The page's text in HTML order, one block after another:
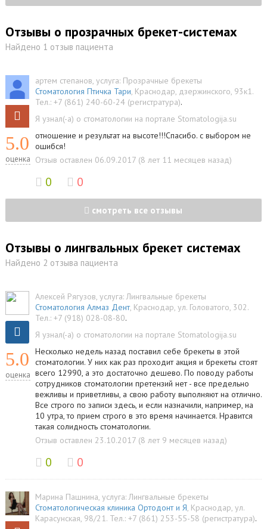
Отзывы о прозрачных брекет-системах
Найдено 1 отзыв пациента
5.0
оценка
артем степанов, услуга: Прозрачные брекеты
Стоматология Птичка Тари, Краснодар, дзержинского, 93к1.
Тел.: +7 (861) 240-60-24 (регистратура).
Я узнал(-а) о стоматологии на портале Stomatologija.su
отношение и результат на высоте!!!Спасибо. с выбором не
ошибся!
Отзыв оставлен 06.09.2017 (8 лет 11 месяцев назад)
0 0
смотреть все отзывы
Отзывы о лингвальных брекет системах
Найдено 2 отзыва пациента
5.0
оценка
Алексей Рягузов, услуга:Лингвальные брекеты
Стоматология Алмаз Дент, Краснодар, ул. Головатого, 302.
Тел.: +7 (918) 028-08-80.
Я узнал(-а) о стоматологии на портале Stomatologija.su
Несколько недель назад поставил себе брекеты в этой
стоматологии. У них как раз проходит акция и брекеты стоят
всего 12990, а это достаточно дешево. По поводу работы
сотрудников стоматологии претензий нет - все предельно
вежливы и приветливы, а свою работу выполняют на отлично.
Все строго по записи здесь, и если назначили, например, на
10 утра, то прием строго в это время начинается. Нравится
такая солидность стоматологии.
Отзыв оставлен 23.10.2017 (8 лет 9 месяцев назад)
0 0
Марина Пашнина, услуга:Лингвальные брекеты
Стоматологическая клиника Ортодонт и Я, Краснодар, ул.
Карасунская, 98/21. Тел.: +7 (861) 253-55-58 (регистратура).